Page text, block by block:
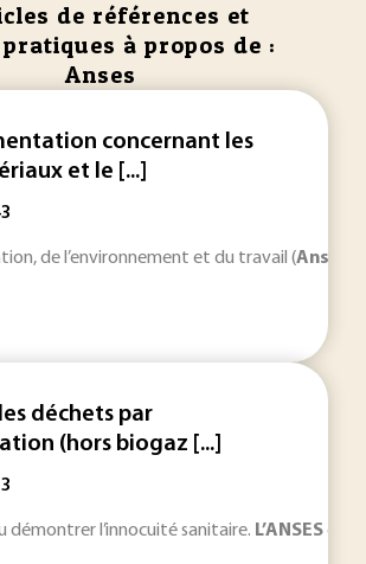
de références et
à propos de :
Anses
concernant les
et le [...]
de l’environnement et du travail (Anses
déchets par
(hors biogaz [...]
démontrer l’innocuité sanitaire. L’ANSESest